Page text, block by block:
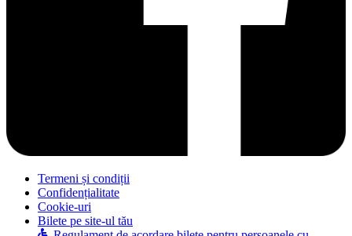
Termeni și condiții
Confidențialitate
Cookie-uri
Bilete pe site-ul tău